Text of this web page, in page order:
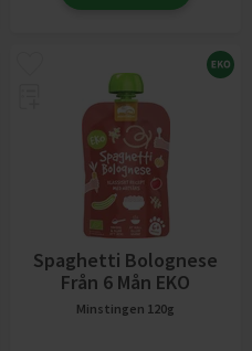
Spaghetti Bolognese
Från 6 Mån EKO
Minstingen 120g